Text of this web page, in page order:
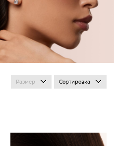
Размер Сортировка